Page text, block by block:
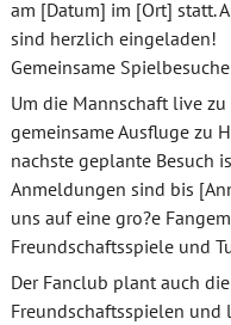
am [Datum] im [Ort] statt.
sind herzlich eingeladen!
Gemeinsame Spielbesuche
Um die Mannschaft live
gemeinsame Ausfluge zu
nachste geplante Besuch
Anmeldungen sind bis
uns auf eine gro?e
Freundschaftsspiele und
Der Fanclub plant auch
Freundschaftsspielen und